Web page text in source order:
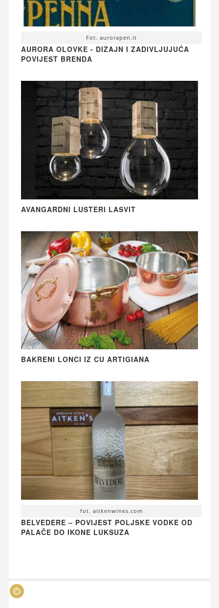
Fot. aurorapen.it
AURORA OLOVKE - DIZAJN I ZADIVLJUJUĆA
POVIJEST BRENDA
AVANGARDNI LUSTERI LASVIT
BAKRENI LONCI IZ CU ARTIGIANA
fot. aitkenwines.com
BELVEDERE – POVIJEST POLJSKE VODKE OD
PALAČE DO IKONE LUKSUZA